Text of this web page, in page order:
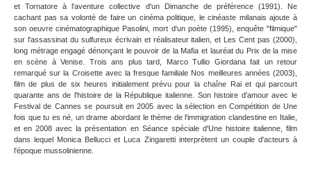
et Tornatore à l'aventure collective d'un Dimanche de préférence (1991). Ne
cachant pas sa volonté de faire un cinéma politique, le cinéaste milanais ajoute à
son oeuvre cinématographique Pasolini, mort d'un poète (1995), enquête "filmique"
sur l'assassinat du sulfureux écrivain et réalisateur italien, et Les Cent pas (2000),
long métrage engagé dénonçant le pouvoir de la Mafia et lauréat du Prix de la mise
en scène à Venise. Trois ans plus tard, Marco Tullio Giordana fait un retour
remarqué sur la Croisette avec la fresque familiale Nos meilleures années (2003),
film de plus de six heures initialement prévu pour la chaîne Rai et qui parcourt
quarante ans de l'histoire de la République italienne. Son histoire d'amour avec le
Festival de Cannes se poursuit en 2005 avec la sélection en Compétition de Une
fois que tu es né, un drame abordant le thème de l'immigration clandestine en Italie,
et en 2008 avec la présentation en Séance spéciale d'Une histoire italienne, film
dans lequel Monica Bellucci et Luca Zingaretti interprètent un couple d'acteurs à
l'époque mussolinienne.